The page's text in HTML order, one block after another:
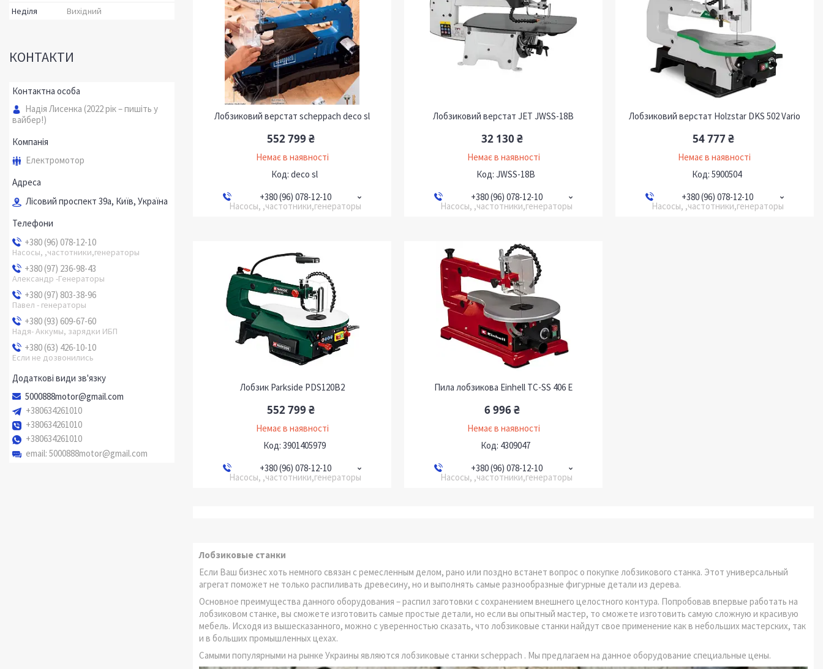
Лобзиковий верстат scheppach deco sl
552 799 ₴
Немає в наявності
deco sl
+380 (96) 078-12-10
Насосы, ,частотники,генераторы
Лобзиковий верстат JET JWSS-18B
32 130 ₴
Немає в наявності
JWSS-18B
+380 (96) 078-12-10
Насосы, ,частотники,генераторы
Лобзиковий верстат Holzstar DKS 502 Vario
54 777 ₴
Немає в наявності
5900504
+380 (96) 078-12-10
Насосы, ,частотники,генераторы
Лобзик Parkside PDS120B2
552 799 ₴
Немає в наявності
3901405979
+380 (96) 078-12-10
Насосы, ,частотники,генераторы
Пила лобзикова Einhell TC-SS 406 E
6 996 ₴
Немає в наявності
4309047
+380 (96) 078-12-10
Насосы, ,частотники,генераторы
Лобзиковые станки
Если Ваш бизнес хоть немного связан с ремесленным делом, рано или поздно встанет вопрос о покупке лобзикового станка. Этот универсальный
агрегат поможет не только распиливать древесину, но и выполнять самые разнообразные фигурные детали из дерева.
Основное преимущества данного оборудования – распил заготовки с сохранением внешнего целостного контура. Попробовав впервые работать на
лобзиковом станке, вы сможете изготовить самые простые детали, но если вы опытный мастер, то сможете изготовить самую сложную и красивую
мебель. Исходя из вышесказанного, можно с уверенностью сказать, что лобзиковые станки найдут свое применение как в небольших мастерских, так
и в больших промышленных цехах.
Самыми популярными на рынке Украины являются лобзиковые станки scheppach . Мы предлагаем на данное оборудование специальные цены.
Неділя
Вихідний
КОНТАКТИ
Надія Лисенка (2022 рік – пишіть у
вайбер!)
Електромотор
Лісовий проспект 39а, Київ, Україна
+380 (96) 078-12-10
Насосы, ,частотники,генераторы
+380 (97) 236-98-43
Александр -Генераторы
+380 (97) 803-38-96
Павел - генераторы
+380 (93) 609-67-60
Надя- Аккумы, зарядки ИБП
+380 (63) 426-10-10
Если не дозвонились
5000888motor@gmail.com
+380634261010
+380634261010
+380634261010
email 5000888motor@gmail.com